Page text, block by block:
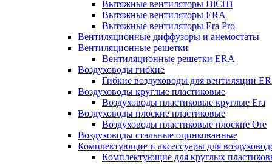
Вытяжные вентиляторы DiCiTi
Вытяжные вентиляторы ERA
Вытяжные вентиляторы Era Pro
Вентиляционные диффузоры и анемостаты
Вентиляционные решетки
Вентиляционные решетки ERA
Воздуховоды гибкие
Гибкие воздуховоды для вентиляции
Воздуховоды круглые пластиковые
Воздуховоды пластиковые круглые Era
Воздуховоды плоские пластиковые
Воздуховоды пластиковые плоские Ore
Воздуховоды стальные оцинкованные
Комплектующие и аксессуары для
Комплектующие для круглых